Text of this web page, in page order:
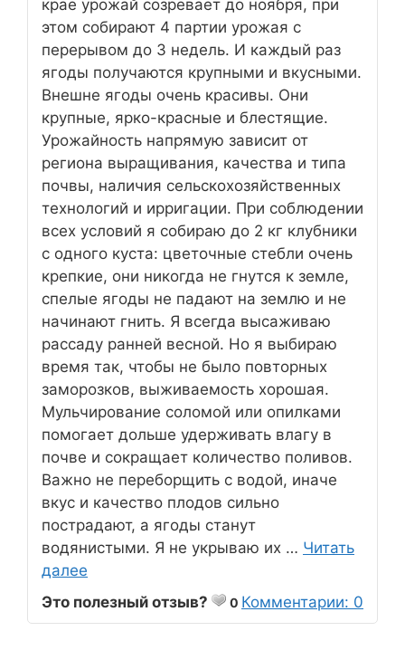
крае урожай созревает до ноября, при
этом собирают 4 партии урожая с
перерывом до 3 недель. И каждый раз
ягоды получаются крупными и вкусными.
Внешне ягоды очень красивы. Они
крупные, ярко-красные и блестящие.
Урожайность напрямую зависит от
региона выращивания, качества и типа
почвы, наличия сельскохозяйственных
технологий и ирригации. При соблюдении
всех условий я собираю до 2 кг клубники
с одного куста: цветочные стебли очень
крепкие, они никогда не гнутся к земле,
спелые ягоды не падают на землю и не
начинают гнить. Я всегда высаживаю
рассаду ранней весной. Но я выбираю
время так, чтобы не было повторных
заморозков, выживаемость хорошая.
Мульчирование соломой или опилками
помогает дольше удерживать влагу в
почве и сокращает количество поливов.
Важно не переборщить с водой, иначе
вкус и качество плодов сильно
пострадают, а ягоды станут
водянистыми. Я не укрываю их … Читать
далее
Это полезный отзыв?
0 Комментарии: 0